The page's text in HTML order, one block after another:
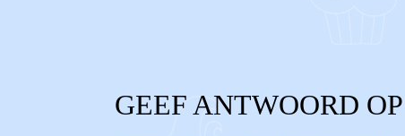
GEEF ANTWOORD